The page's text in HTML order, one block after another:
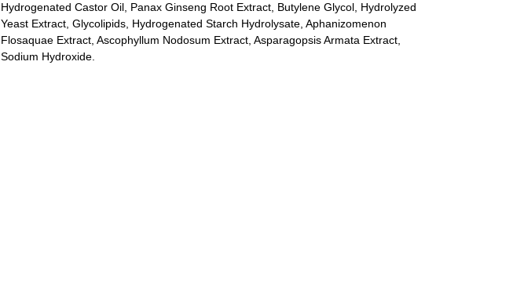
Hydrogenated Castor Oil, Panax Ginseng Root Extract, Butylene Glycol, Hydrolyzed
Yeast Extract, Glycolipids, Hydrogenated Starch Hydrolysate, Aphanizomenon
Flosaquae Extract, Ascophyllum Nodosum Extract, Asparagopsis Armata Extract,
Sodium Hydroxide.